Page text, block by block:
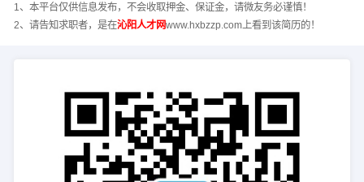
1、本平台仅供信息发布，不会收取押金、保证金，请微友务必谨慎！
2、请告知求职者，是在沁阳人才网www.hxbzzp.com上看到该简历的！